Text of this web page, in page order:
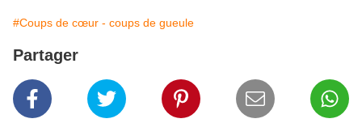
#Coups de cœur - coups de gueule
Partager